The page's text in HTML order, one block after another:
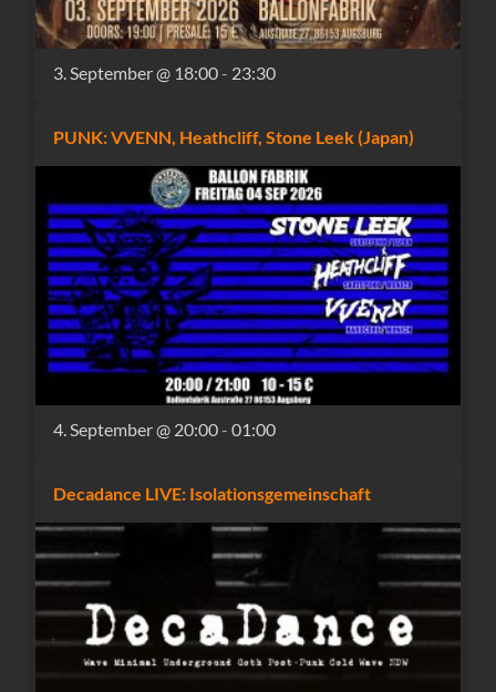
3. September @ 18:00- 23:30
PUNK: VVENN, Heathcliff, Stone Leek (Japan)
4. September @ 20:00-01:00
Decadance LIVE: Isolationsgemeinschaft